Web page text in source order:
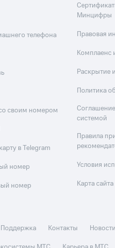
телефона
своим номером
в Telegram
номер
номер
Минцифры
Правовая
Комплаенс
Раскрытие
Политика
системой
Правила
Условия
Карта сайта
Поддержка Контакты Новости